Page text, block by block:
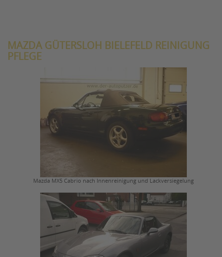
MAZDA GÜTERSLOH BIELEFELD REINIGUNG
PFLEGE
Mazda MX5 Cabrio nach Innenreinigung und Lackversiegelung